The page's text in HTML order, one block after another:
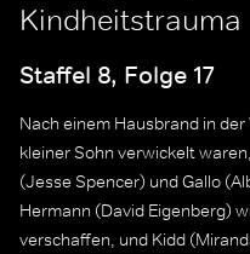
Kindheitstrauma
Staffel 8, Folge 17
Nach einem Hausbrand in
kleiner Sohn verwickelt
(Jesse Spencer) und Gallo
Hermann (David Eigenberg)
verschaffen, und Kidd